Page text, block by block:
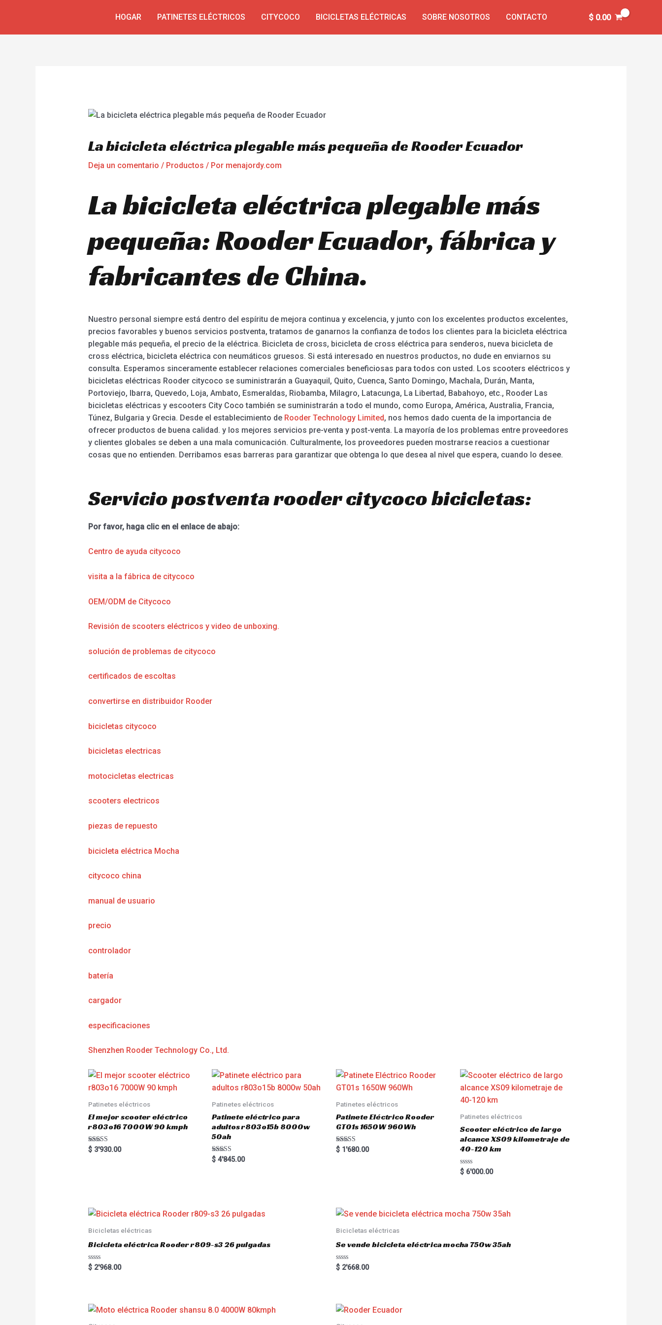
HOGAR PATINETES ELÉCTRICOS CITYCOCO BICICLETAS ELÉCTRICAS SOBRE NOSOTROS CONTACTO $0.00
La bicicleta eléctrica plegable más pequeña de Rooder Ecuador
Deja un comentario / Productos / Por menajordy.com
La bicicleta eléctrica plegable más
pequeña: Rooder Ecuador, fábrica y
fabricantes de China.
Nuestro personal siempre está dentro del espíritu de mejora continua y excelencia, y junto con los excelentes productos excelentes,
precios favorables y buenos servicios postventa, tratamos de ganarnos la confianza de todos los clientes para la bicicleta eléctrica
plegable más pequeña, el precio de la eléctrica. Bicicleta de cross, bicicleta de cross eléctrica para senderos, nueva bicicleta de
cross eléctrica, bicicleta eléctrica con neumáticos gruesos. Si está interesado en nuestros productos, no dude en enviarnos su
consulta. Esperamos sinceramente establecer relaciones comerciales beneficiosas para todos con usted. Los scooters eléctricos y
bicicletas eléctricas Rooder citycoco se suministrarán a Guayaquil, Quito, Cuenca, Santo Domingo, Machala, Durán, Manta,
Portoviejo, Ibarra, Quevedo, Loja, Ambato, Esmeraldas, Riobamba, Milagro, Latacunga, La Libertad, Babahoyo, etc., Rooder Las
bicicletas eléctricas y escooters City Coco también se suministrarán a todo el mundo, como Europa, América, Australia, Francia,
Túnez, Bulgaria y Grecia. Desde el establecimiento de Rooder Technology Limited, nos hemos dado cuenta de la importancia de
ofrecer productos de buena calidad. y los mejores servicios pre-venta y post-venta. La mayoría de los problemas entre proveedores
y clientes globales se deben a una mala comunicación. Culturalmente, los proveedores pueden mostrarse reacios a cuestionar
cosas que no entienden. Derribamos esas barreras para garantizar que obtenga lo que desea al nivel que espera, cuando lo desee.
Servicio postventa rooder citycoco bicicletas:
Por favor, haga clic en el enlace de abajo:
Centro de ayuda citycoco
visita a la fábrica de citycoco
OEM/ODM de Citycoco
Revisión de scooters eléctricos y video de unboxing.
solución de problemas de citycoco
certificados de escoltas
convertirse en distribuidor Rooder
bicicletas citycoco
bicicletas electricas
motocicletas electricas
scooters electricos
piezas de repuesto
bicicleta eléctrica Mocha
citycoco china
manual de usuario
precio
controlador
batería
cargador
especificaciones
Shenzhen Rooder Technology Co., Ltd.
Patinetes eléctricos
El mejor scooter eléctrico
r803o16 7000W 90 kmph
Rated
5.00
$3'930.00
Patinetes eléctricos
Patinete eléctrico para
adultos r803o15b 8000w
50ah
Rated
5.00
$ 4'845.00
Patinetes eléctricos
Patinete Eléctrico Rooder
GT01s 1650W 960Wh
Rated
5.00
$ 1'680.00
Patinetes eléctricos
Scooter eléctrico de largo
alcance XS09 kilometraje de
40-120 km
R
a
o
u
5
$6'000.00
Bicicletas eléctricas
Bicicleta eléctrica Rooder r809-s3 26 pulgadas
R
a
o
u
$2'968.00
Bicicletas eléctricas
Se vende bicicleta eléctrica mocha 750w 35ah
R
a
o
u
$ 2'668.00